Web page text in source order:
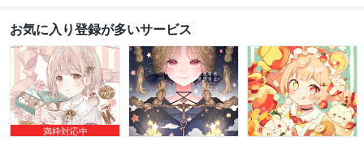
お気に入り登録が多いサービス
満枠対応中